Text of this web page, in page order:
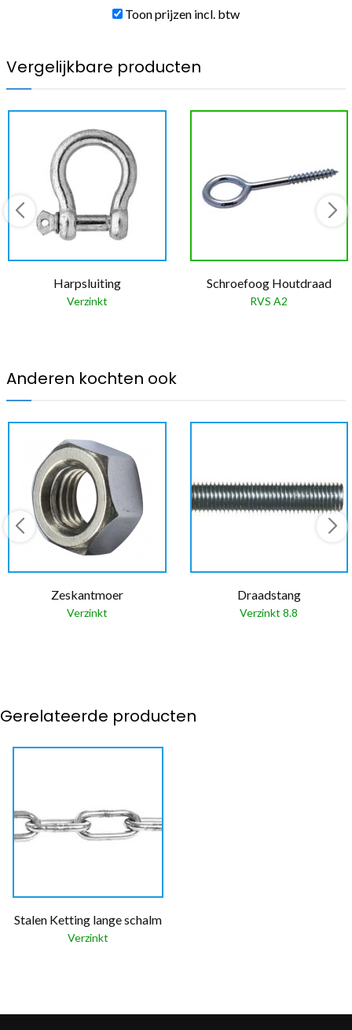
Toon prijzen incl. btw
Vergelijkbare producten
Harpsluiting
Verzinkt
Schroefoog Houtdraad
RVS A2
Anderen kochten ook
Zeskantmoer
Verzinkt
Draadstang
Verzinkt 8.8
Gerelateerde producten
Stalen Ketting lange schalm
Verzinkt